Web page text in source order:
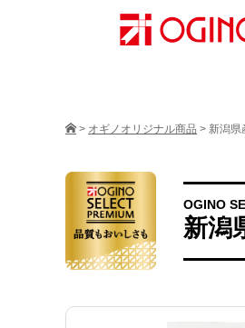
> オギノオリジナル商品 > 新潟県
OGINO
新潟